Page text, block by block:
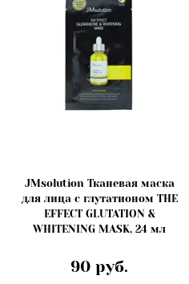
JMsolution Тканевая маска
для лица с глутатионом THE
EFFECT GLUTATION &
WHITENING MASK, 24 мл
90 руб.